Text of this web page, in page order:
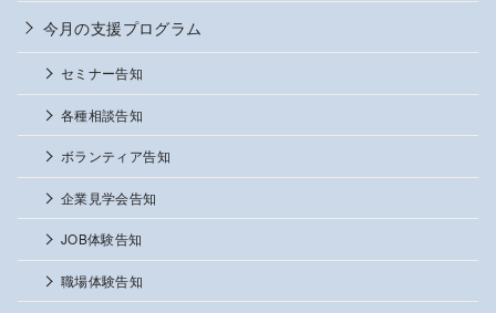
今月の支援プログラム
セミナー告知
各種相談告知
ボランティア告知
企業見学会告知
JOB体験告知
職場体験告知